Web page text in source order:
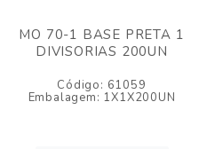
MO 70-1 BASE PRETA 1
DIVISORIAS 200UN
Código: 61059
Embalagem: 1X1X200UN